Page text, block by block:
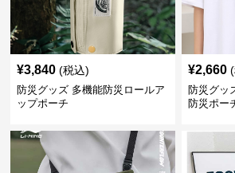
¥3,840 (税込)
防災グッズ 多機能防災ロールア
ップポーチ
¥2,660
防災グッ
防災ポー